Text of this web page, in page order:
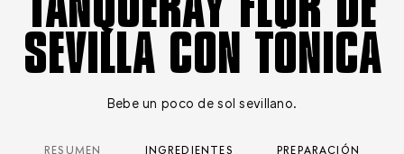
SEVILLA CON TÓNICA
Bebe un poco de sol sevillano.
RESUMEN INGREDIENTES PREPARACIÓN